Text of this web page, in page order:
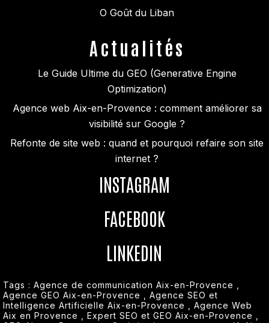
O Goût du Liban
Actualités
Le Guide Ultime du GEO (Generative Engine
Optimization)
Agence web Aix-en-Provence : comment améliorer sa
visibilité sur Google ?
Refonte de site web : quand et pourquoi refaire son site
internet ?
INSTAGRAM
FACEBOOK
LINKEDIN
Tags : Agence de communication Aix-en-Provence
Agence GEO Aix-en-Provence
Agence SEO et
Intelligence Artificielle Aix-en-Provence
Agence Web
Aix en Provence
Expert SEO et GEO Aix-en-Provence